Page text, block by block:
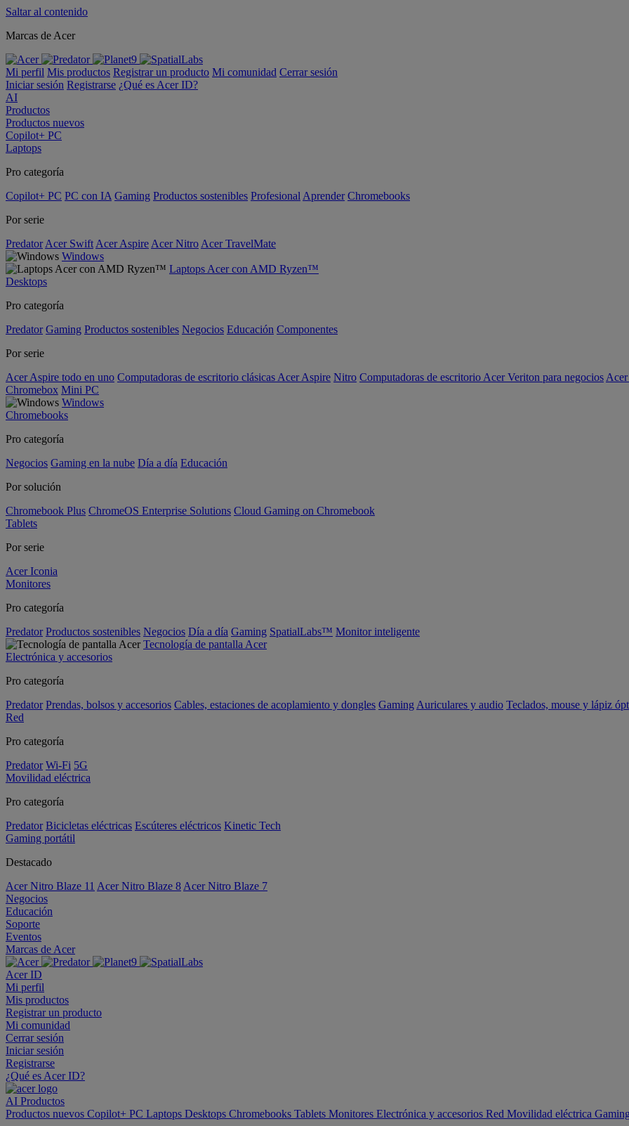
Saltar al contenido
Marcas de Acer
Mi perfil Mis productos Registrar un producto Mi comunidad Cerrar sesión
Iniciar sesión Registrarse ¿Qué es Acer ID?
AI
Productos
Productos nuevos
Copilot+ PC
Laptops
Pro categoría
Copilot+ PC PC con IA Gaming Productos sostenibles Profesional Aprender Chromebooks
Por serie
Predator Acer Swift Acer Aspire Acer Nitro Acer TravelMate
Windows
Laptops Acer con AMD Ryzen™
Desktops
Pro categoría
Predator Gaming Productos sostenibles Negocios Educación Componentes
Por serie
Acer Aspire todo en uno Computadoras de escritorio clásicas Acer Aspire Nitro Computadoras de escritorio Acer Veriton para negocios
Chromebox Mini PC
Windows
Chromebooks
Pro categoría
Negocios Gaming en la nube Día a día Educación
Por solución
Chromebook Plus ChromeOS Enterprise Solutions Cloud Gaming on Chromebook
Tablets
Por serie
Acer Iconia
Monitores
Pro categoría
Predator Productos sostenibles Negocios Día a día Gaming SpatialLabs™ Monitor inteligente
Tecnología de pantalla Acer
Electrónica y accesorios
Pro categoría
Predator Prendas, bolsos y accesorios Cables, estaciones de acoplamiento y dongles Gaming Auriculares y audio Teclados, mouse y lápiz
Red
Pro categoría
Predator Wi-Fi 5G
Movilidad eléctrica
Pro categoría
Predator Bicicletas eléctricas Escúteres eléctricos Kinetic Tech
Gaming portátil
Destacado
Acer Nitro Blaze 11 Acer Nitro Blaze 8 Acer Nitro Blaze 7
Negocios
Educación
Soporte
Eventos
Marcas de Acer
Acer ID
Mi perfil
Mis productos
Registrar un producto
Mi comunidad
Cerrar sesión
Iniciar sesión
Registrarse
¿Qué es Acer ID?
AI Productos
Productos nuevos Copilot+ PC Laptops Desktops Chromebooks Tablets Monitores Electrónica y accesorios Red Movilidad eléctrica